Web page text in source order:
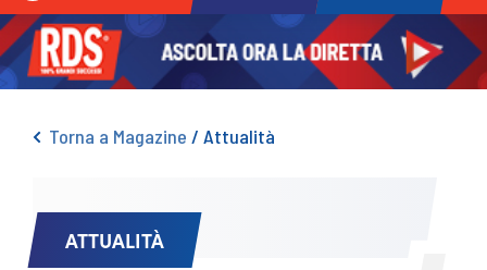
Torna a Magazine / Attualità
ATTUALITÀ